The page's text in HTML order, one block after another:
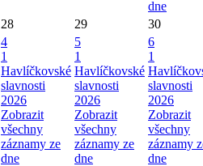
dne
28 29 30
4
1
Havlíčkovské
slavnosti
2026
Zobrazit
všechny
záznamy ze
dne
5
1
Havlíčkovské
slavnosti
2026
Zobrazit
všechny
záznamy ze
dne
6
1
slavnosti
2026
Zobrazit
všechny
záznamy
dne